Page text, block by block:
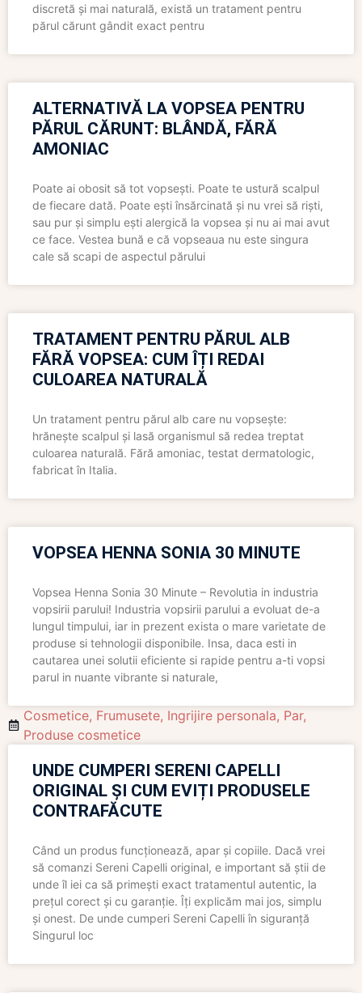
discretă și mai naturală, există un tratament pentru
părul cărunt gândit exact pentru
ALTERNATIVĂ LA VOPSEA PENTRU
PĂRUL CĂRUNT: BLÂNDĂ, FĂRĂ
AMONIAC
Poate ai obosit să tot vopsești. Poate te ustură scalpul
de fiecare dată. Poate ești însărcinată și nu vrei să riști,
sau pur și simplu ești alergică la vopsea și nu ai mai avut
ce face. Vestea bună e că vopseaua nu este singura
cale să scapi de aspectul părului
TRATAMENT PENTRU PĂRUL ALB
FĂRĂ VOPSEA: CUM ÎȚI REDAI
CULOAREA NATURALĂ
Un tratament pentru părul alb care nu vopsește:
hrănește scalpul și lasă organismul să redea treptat
culoarea naturală. Fără amoniac, testat dermatologic,
fabricat în Italia.
VOPSEA HENNA SONIA 30 MINUTE
Vopsea Henna Sonia 30 Minute – Revolutia in industria
vopsirii parului! Industria vopsirii parului a evoluat de-a
lungul timpului, iar in prezent exista o mare varietate de
produse si tehnologii disponibile. Insa, daca esti in
cautarea unei solutii eficiente si rapide pentru a-ti vopsi
parul in nuante vibrante si naturale,
Cosmetice, Frumusete, Ingrijire personala, Par,
Produse cosmetice
UNDE CUMPERI SERENI CAPELLI
ORIGINAL ȘI CUM EVIȚI PRODUSELE
CONTRAFĂCUTE
Când un produs funcționează, apar și copiile. Dacă vrei
să comanzi Sereni Capelli original, e important să știi de
unde îl iei ca să primești exact tratamentul autentic, la
prețul corect și cu garanție. Îți explicăm mai jos, simplu
și onest. De unde cumperi Sereni Capelli în siguranță
Singurul loc